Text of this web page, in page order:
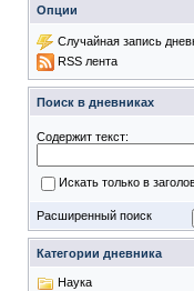
Опции
Случайная запись
RSS лента
Поиск в дневниках
Содержит текст:
Искать только в
Расширенный поиск
Категории дневника
Наука